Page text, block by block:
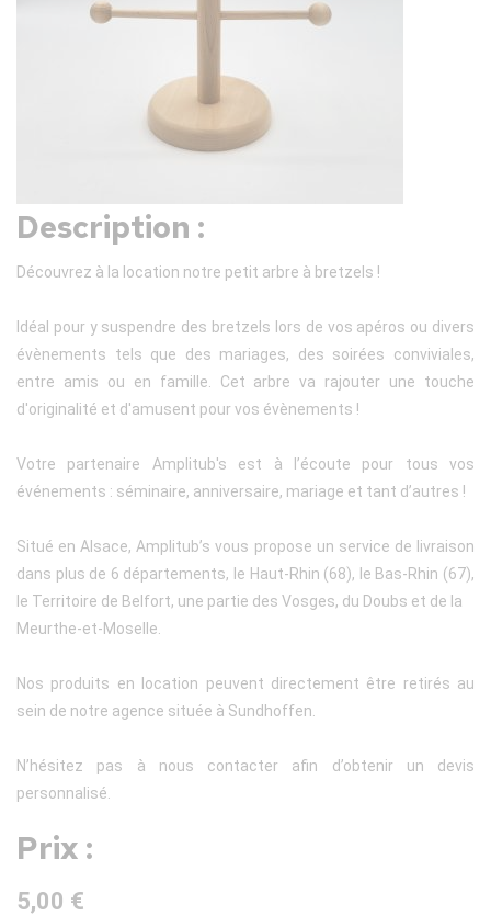
Description :
Découvrez à la location notre petit arbre à bretzels !
Idéal pour y suspendre des bretzels lors de vos apéros ou divers
évènements tels que des mariages, des soirées conviviales,
entre amis ou en famille. Cet arbre va rajouter une touche
d'originalité et d'amusent pour vos évènements !
Votre partenaire Amplitub's est à l’écoute pour tous vos
événements : séminaire, anniversaire, mariage et tant d’autres !
Situé en Alsace, Amplitub’s vous propose un service de livraison
dans plus de 6 départements, le Haut-Rhin (68), le Bas-Rhin (67),
le Territoire de Belfort, une partie des Vosges, du Doubs et de la
Meurthe-et-Moselle.
Nos produits en location peuvent directement être retirés au
sein de notre agence située à Sundhoffen.
N’hésitez pas à nous contacter afin d’obtenir un devis
personnalisé.
Prix :
5,00 €